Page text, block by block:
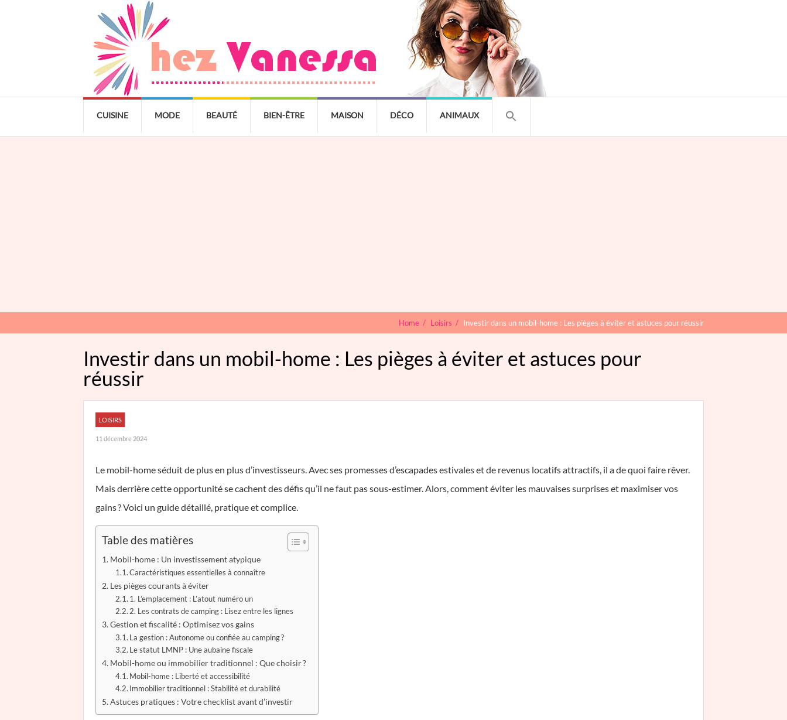
CUISINE MODE BEAUTÉ BIEN-ÊTRE MAISON DÉCO ANIMAUX
Home / Loisirs / Investir dans un mobil-home : Les pièges à éviter et astuces pour réussir
Investir dans un mobil-home : Les pièges à éviter et astuces pour
réussir
LOISIRS
11 décembre 2024
Le mobil-home séduit de plus en plus d’investisseurs. Avec ses promesses d’escapades estivales et de revenus locatifs attractifs, il a de quoi faire rêver.
Mais derrière cette opportunité se cachent des défis qu’il ne faut pas sous-estimer. Alors, comment éviter les mauvaises surprises et maximiser vos
gains ? Voici un guide détaillé, pratique et complice.
Table des matières
Mobil-home : Un investissement atypique
Caractéristiques essentielles à connaître
Les pièges courants à éviter
1. L’emplacement : L’atout numéro un
2. Les contrats de camping : Lisez entre les lignes
Gestion et fiscalité : Optimisez vos gains
La gestion : Autonome ou confiée au camping ?
Le statut LMNP : Une aubaine fiscale
Mobil-home ou immobilier traditionnel : Que choisir ?
Mobil-home : Liberté et accessibilité
Immobilier traditionnel : Stabilité et durabilité
Astuces pratiques : Votre checklist avant d’investir